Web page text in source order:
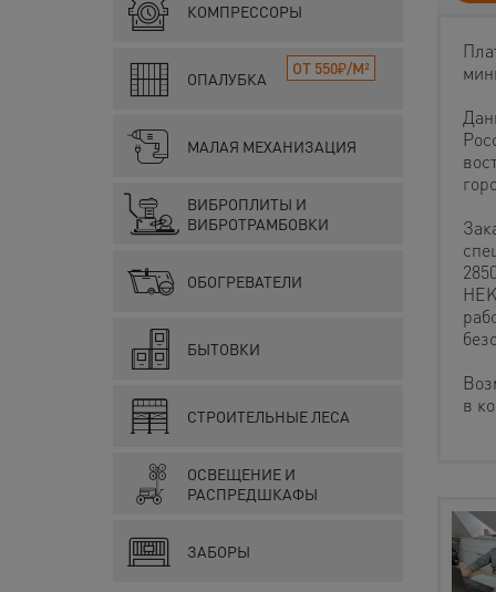
КОМПРЕССОРЫ
ОПАЛУБКА
ОТ 550₽/М²
МАЛАЯ МЕХАНИЗАЦИЯ
ВИБРОПЛИТЫ И
ВИБРОТРАМБОВКИ
ОБОГРЕВАТЕЛИ
БЫТОВКИ
СТРОИТЕЛЬНЫЕ ЛЕСА
ОСВЕЩЕНИЕ И
РАСПРЕДШКАФЫ
ЗАБОРЫ
в